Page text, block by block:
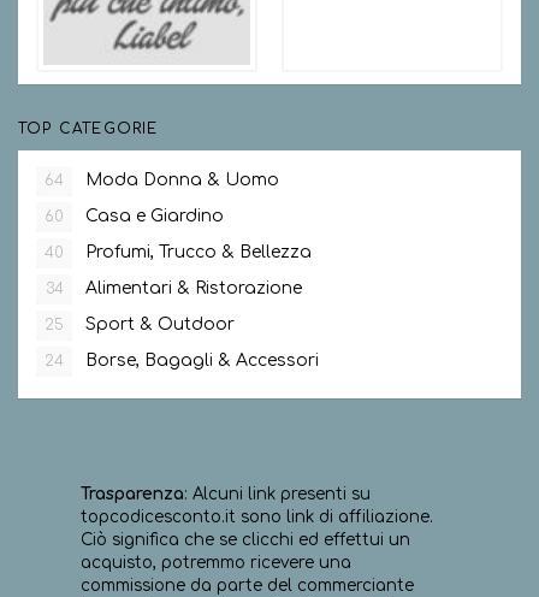
TOP CATEGORIE
64 Moda Donna & Uomo
60 Casa e Giardino
40 Profumi, Trucco & Bellezza
34 Alimentari & Ristorazione
25 Sport & Outdoor
24 Borse, Bagagli & Accessori
Trasparenza: Alcuni link presenti su
topcodicesconto.it sono link di affiliazione.
Ciò significa che se clicchi ed effettui un
acquisto, potremmo ricevere una
commissione da parte del commerciante